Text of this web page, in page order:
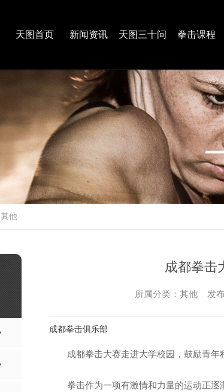
天图首页 新闻资讯 天图三十问 拳击课程
其他
成都拳击
所属分类：其他 发
成都拳击俱乐部
成都拳击大赛走进大学校园，鼓励青年
拳击作为一项有激情和力量的运动正